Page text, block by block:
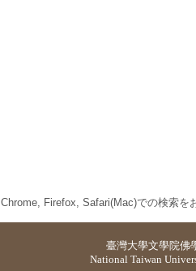
Chrome, Firefox, Safari(Mac)での検索を
臺灣大學文學院佛
National Taiwan